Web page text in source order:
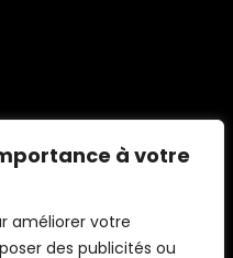
à votre
améliorer votre
des publicités ou